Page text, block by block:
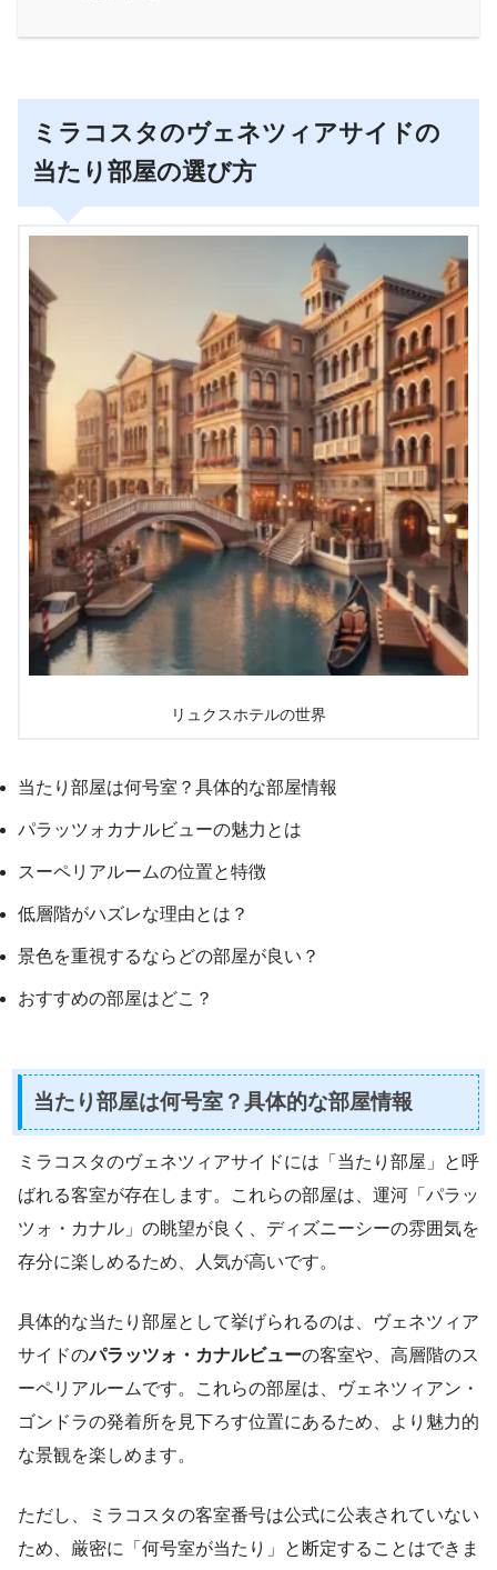
ミラコスタのヴェネツィアサイドの
当たり部屋の選び方
リュクスホテルの世界
当たり部屋は何号室？具体的な部屋情報
パラッツォカナルビューの魅力とは
スーペリアルームの位置と特徴
低層階がハズレな理由とは？
景色を重視するならどの部屋が良い？
おすすめの部屋はどこ？
当たり部屋は何号室？具体的な部屋情報
ミラコスタのヴェネツィアサイドには「当たり部屋」と呼
ばれる客室が存在します。これらの部屋は、運河「パラッ
ツォ・カナル」の眺望が良く、ディズニーシーの雰囲気を
存分に楽しめるため、人気が高いです。
具体的な当たり部屋として挙げられるのは、ヴェネツィア
サイドのパラッツォ・カナルビューの客室や、高層階のス
ーペリアルームです。これらの部屋は、ヴェネツィアン・
ゴンドラの発着所を見下ろす位置にあるため、より魅力的
な景観を楽しめます。
ただし、ミラコスタの客室番号は公式に公表されていない
ため、厳密に「何号室が当たり」と断定することはできま